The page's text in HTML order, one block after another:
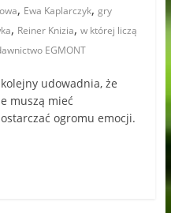
, Ewa Kaplarczyk, gry
, Reiner Knizia, w której liczą
EGMONT
udowadnia, że
muszą mieć
ogromu emocji.